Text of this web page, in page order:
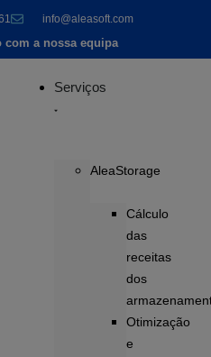
info@aleasoft.com
com a nossa equipa
Serviços
AleaStorage
Cálculo
das
receitas
dos
Otimização
e